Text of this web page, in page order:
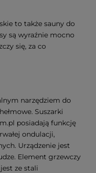
to także sauny do
są wyraźnie mocno
się, za co
narzędziem do
Suszarki
posiadają funkcję
ondulacji,
Urządzenie jest
Element grzewczy
ze stali